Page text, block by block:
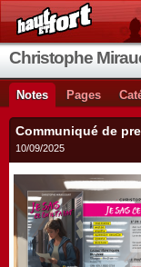
Christophe
Notes Pages
Communiqué de
10/09/2025